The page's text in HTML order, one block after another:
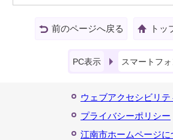
前のページへ戻る トッ
PC表示 スマートフ
ウェブアクセシビリテ
プライバシーポリシー
江南市ホームページに